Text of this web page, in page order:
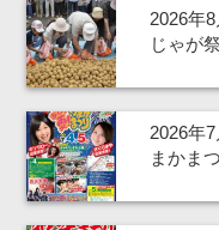
2026年
じゃが
2026年
まかま